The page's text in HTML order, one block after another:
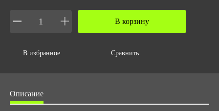
В корзину
В избранное Сравнить
Описание